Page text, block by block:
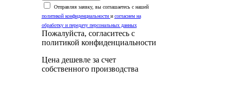
Отправляя заявку, вы соглашаетесь с нашей
политикой конфиденциальности и согласием на
обработку и передачу персональных данных
Пожалуйста, согласитесь с
политикой конфиденциальности
Цена дешевле за счет
собственного производства